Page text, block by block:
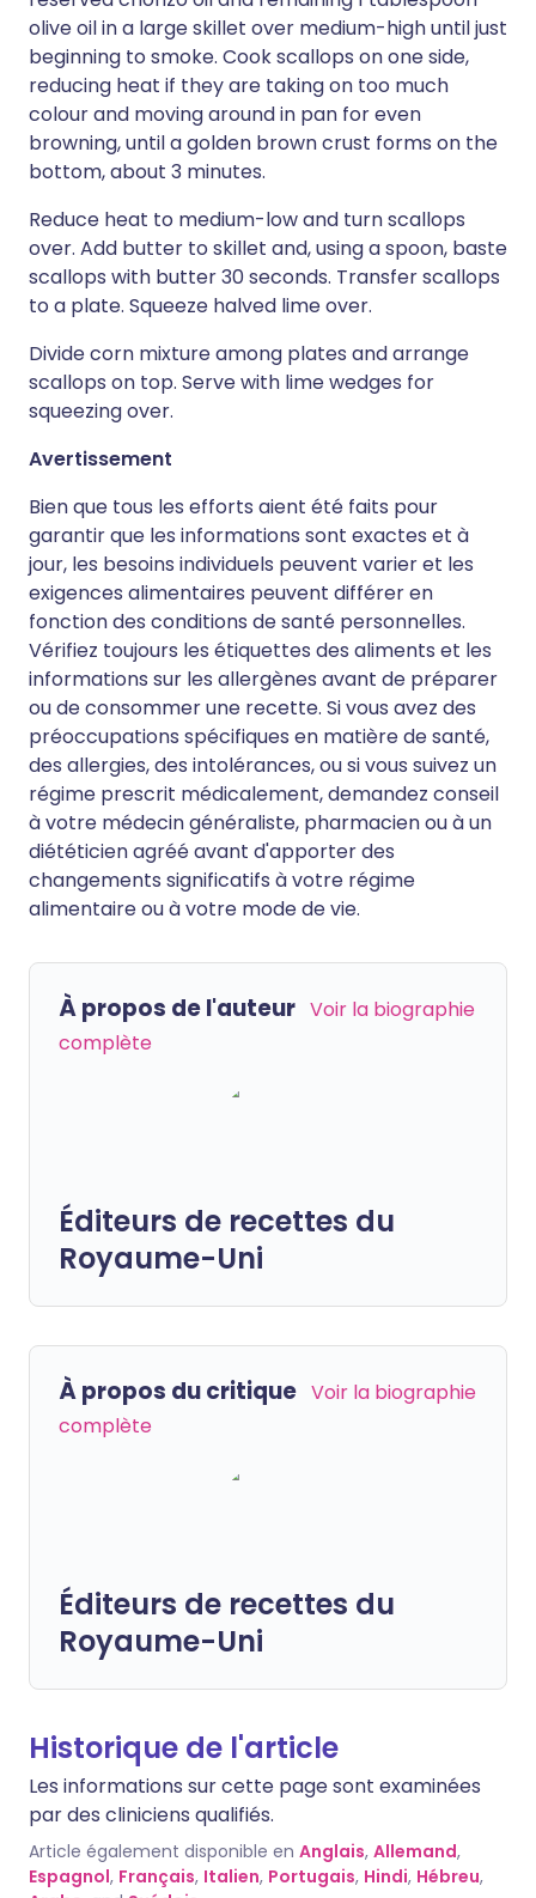
olive oil in a large skillet over medium-high until just
beginning to smoke. Cook scallops on one side,
reducing heat if they are taking on too much
colour and moving around in pan for even
browning, until a golden brown crust forms on the
bottom, about 3 minutes.
Reduce heat to medium-low and turn scallops
over. Add butter to skillet and, using a spoon, baste
scallops with butter 30 seconds. Transfer scallops
to a plate. Squeeze halved lime over.
Divide corn mixture among plates and arrange
scallops on top. Serve with lime wedges for
squeezing over.
Avertissement
Bien que tous les efforts aient été faits pour
garantir que les informations sont exactes et à
jour, les besoins individuels peuvent varier et les
exigences alimentaires peuvent différer en
fonction des conditions de santé personnelles.
Vérifiez toujours les étiquettes des aliments et les
informations sur les allergènes avant de préparer
ou de consommer une recette. Si vous avez des
préoccupations spécifiques en matière de santé,
des allergies, des intolérances, ou si vous suivez un
régime prescrit médicalement, demandez conseil
à votre médecin généraliste, pharmacien ou à un
diététicien agréé avant d'apporter des
changements significatifs à votre régime
alimentaire ou à votre mode de vie.
À propos de l'auteur Voir la biographie
complète
Éditeurs de recettes du
Royaume-Uni
À propos du critique Voir la biographie
complète
Éditeurs de recettes du
Royaume-Uni
Historique de l'article
Les informations sur cette page sont examinées
par des cliniciens qualifiés.
Article également disponible en Anglais, Allemand,
Espagnol, Français, Italien, Portugais, Hindi, Hébreu,